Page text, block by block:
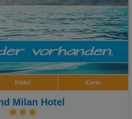
Bilder Karte
Milan Hotel